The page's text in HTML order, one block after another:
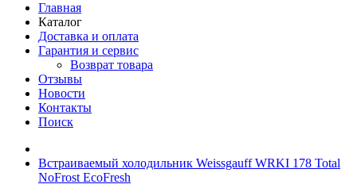
Главная
Каталог
Доставка и оплата
Гарантия и сервис
Возврат товара
Отзывы
Новости
Контакты
Поиск
Встраиваемый холодильник Weissgauff WRKI 178 Total
NoFrost EcoFresh